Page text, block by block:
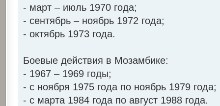
- март – июль 1970 года;
- сентябрь – ноябрь 1972 года;
- октябрь 1973 года.
Боевые действия в Мозамбике:
- 1967 – 1969 годы;
- с ноября 1975 года по ноябрь 1979 года;
- с марта 1984 года по август 1988 года.